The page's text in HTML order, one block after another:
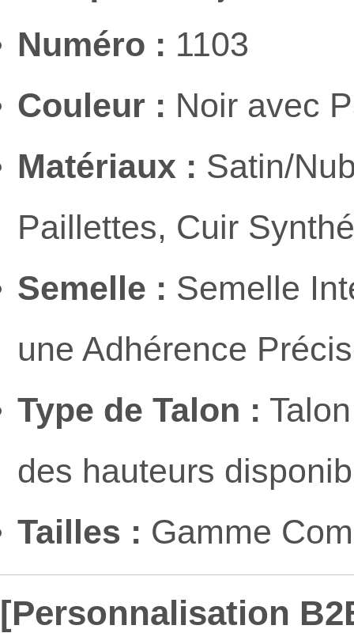
Numéro : 1103
Couleur : Noir avec
Matériaux : Satin/
Paillettes, Cuir
Semelle : Semelle
une Adhérence
Type de Talon :
des hauteurs
Tailles : Gamme
[Personnalisation